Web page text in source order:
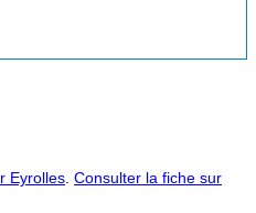
Eyrolles Consulter la fiche sur